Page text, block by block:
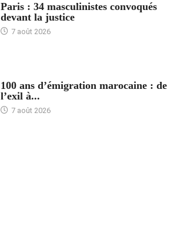
Paris : 34 masculinistes convoqués
devant la justice
7 août 2026
100 ans d’émigration marocaine : de
l’exil à...
7 août 2026